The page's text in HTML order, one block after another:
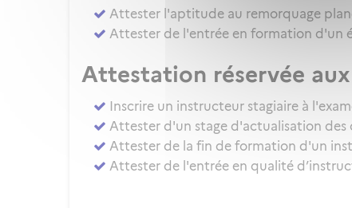
Attester l'aptitude au remorquage
Attester de l'entrée en formation d'un
Attestation réservée
Inscrire un instructeur stagiaire à
Attester d'un stage d'actualisation des
Attester de la fin de formation d'un
Attester de l'entrée en qualité